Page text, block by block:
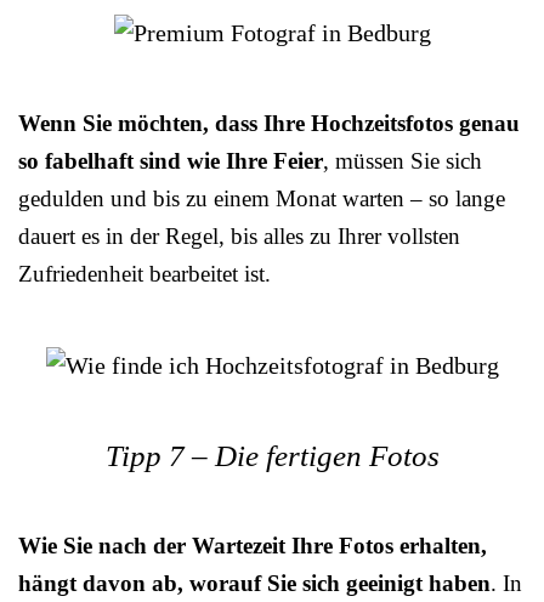
Wenn Sie möchten, dass Ihre Hochzeitsfotos genau
so fabelhaft sind wie Ihre Feier, müssen Sie sich
gedulden und bis zu einem Monat warten – so lange
dauert es in der Regel, bis alles zu Ihrer vollsten
Zufriedenheit bearbeitet ist.
Tipp 7 – Die fertigen Fotos
Wie Sie nach der Wartezeit Ihre Fotos erhalten,
hängt davon ab, worauf Sie sich geeinigt haben. In